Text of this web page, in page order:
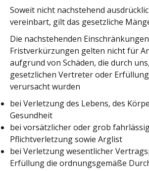
Soweit nicht nachstehend
vereinbart, gilt das gesetzliche
Die nachstehenden
Fristverkürzungen gelten nicht für
aufgrund von Schäden, die durch
gesetzlichen Vertreter oder
verursacht wurden
bei Verletzung des Lebens, des
Gesundheit
bei vorsätzlicher oder grob
Pflichtverletzung sowie Arglist
bei Verletzung wesentlicher
Erfüllung die ordnungsgemäße